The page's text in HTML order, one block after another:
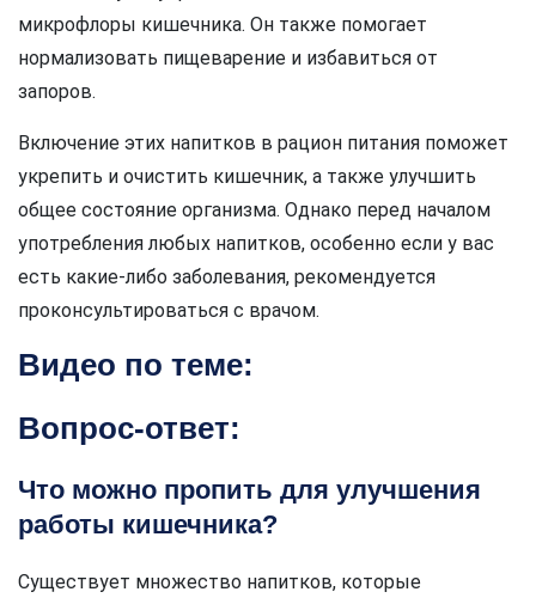
микрофлоры кишечника. Он также помогает
нормализовать пищеварение и избавиться от
запоров.
Включение этих напитков в рацион питания поможет
укрепить и очистить кишечник, а также улучшить
общее состояние организма. Однако перед началом
употребления любых напитков, особенно если у вас
есть какие-либо заболевания, рекомендуется
проконсультироваться с врачом.
Видео по теме:
Вопрос-ответ:
Что можно пропить для улучшения
работы кишечника?
Существует множество напитков, которые